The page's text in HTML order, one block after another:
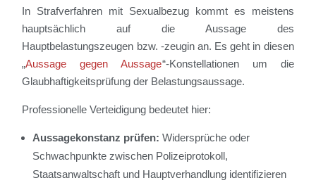
In Strafverfahren mit Sexualbezug kommt es meistens
hauptsächlich auf die Aussage des
Hauptbelastungszeugen bzw. -zeugin an. Es geht in diesen
„Aussage gegen Aussage“-Konstellationen um die
Glaubhaftigkeitsprüfung der Belastungsaussage.
Professionelle Verteidigung bedeutet hier:
Aussagekonstanz prüfen:Widersprüche oder
Schwachpunkte zwischen Polizeiprotokoll,
Staatsanwaltschaft und Hauptverhandlung identifizieren